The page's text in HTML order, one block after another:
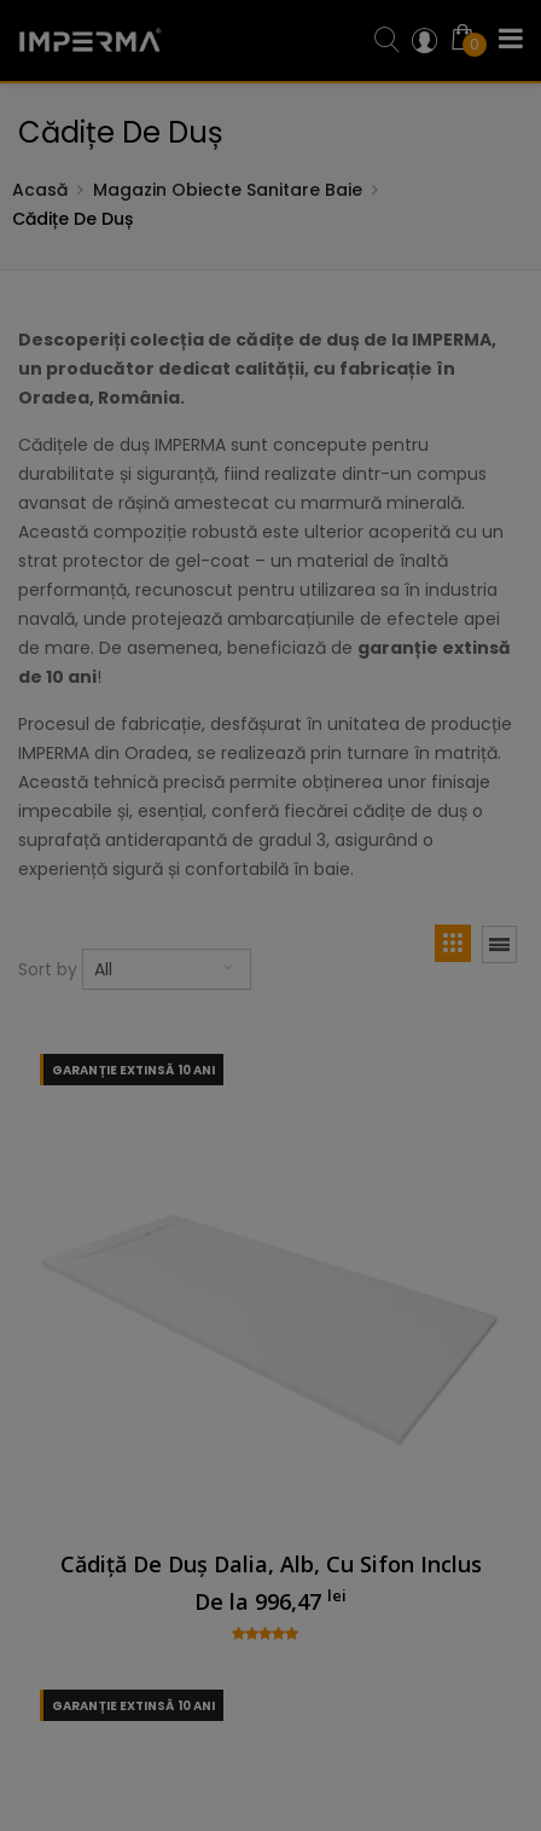
0
Cădițe De Duș
Acasă
Magazin Obiecte Sanitare Baie
Cădițe De Duș
Descoperiți colecția de cădițe de duș de la IMPERMA,
un producător dedicat calității, cu fabricație în
Oradea, România.
Cădițele de duș IMPERMA sunt concepute pentru
durabilitate și siguranță, fiind realizate dintr-un compus
avansat de rășină amestecat cu marmură minerală.
Această compoziție robustă este ulterior acoperită cu un
strat protector de gel-coat – un material de înaltă
performanță, recunoscut pentru utilizarea sa în industria
navală, unde protejează ambarcațiunile de efectele apei
de mare. De asemenea, beneficiază de garanție extinsă
de 10 ani!
Procesul de fabricație, desfășurat în unitatea de producție
IMPERMA din Oradea, se realizează prin turnare în matriță.
Această tehnică precisă permite obținerea unor finisaje
impecabile și, esențial, conferă fiecărei cădițe de duș o
suprafață antiderapantă de gradul 3, asigurând o
experiență sigură și confortabilă în baie.
Sort by All
Cădiță De Duș Dalia, Alb, Cu Sifon Inclus
De la 996,47 lei